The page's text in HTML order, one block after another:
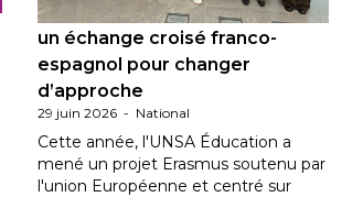
Éducation au vivre-ensemble :
un échange croisé franco-
espagnol pour changer
d’approche
29 juin 2026 - National
Cette année, l'UNSA Éducation a
mené un projet Erasmus soutenu par
l'union Européenne et centré sur